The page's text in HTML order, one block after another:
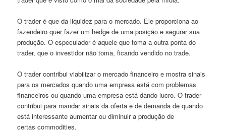
O trader é que da liquidez para o mercado. Ele proporciona ao
fazendeiro quer fazer um hedge de uma posição e segurar sua
produção. O especulador é aquele que toma a outra ponta do
trader, que o investidor não toma, ficando vendido no trade.
O trader contribui viabilizar o mercado financeiro e mostra sinais
para os mercados quando uma empresa está com problemas
financeiros ou quando uma empresa está dando lucro. O trader
contribui para mandar sinais da oferta e de demanda de quando
está interessante aumentar ou diminuir a produção de
certas commodities.